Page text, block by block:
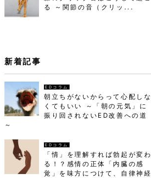
る ～関節の音（クリッ...
新着記事
EDコラム
朝立ちがないからって心配しな
くてもいい ～「朝の元気」に
振り回されないED改善への道
～
EDコラム
「情」を理解すれば勃起が変わ
る！？感情の正体「内臓の感
覚」を味方につけて、自律神経